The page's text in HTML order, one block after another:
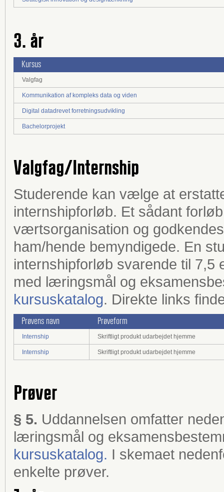
3. år
Kursus
Valgfag
Kommunikation af kompleks data og viden
Digital datadrevet forretningsudvikling
Bachelorprojekt
Valgfag/Internship
Studerende kan vælge at
internshipforløb. Et sådant
værtsorganisation og
ham/hende bemyndigede. En
internshipforløb svarende til 7,5
med læringsmål og
kursuskatalog. Direkte links
Prøvens navn Prøveform
Internship Skriftligt produkt udarbejdet hjemme
Internship Skriftligt produkt udarbejdet hjemme
Prøver
§ 5. Uddannelsen omfatter
læringsmål og
kursuskatalog. I skemaet
enkelte prøver.